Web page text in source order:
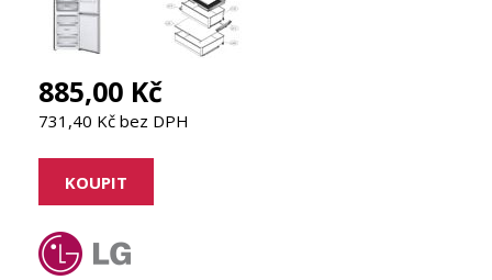
885,00 Kč
731,40 Kč bez DPH